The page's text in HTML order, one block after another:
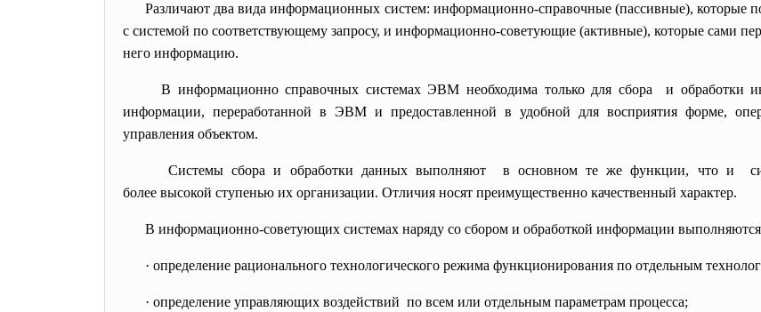
Различают два вида информационных систем: информационно-справочные (пассивные), которые
с системой по соответствующему запросу, и информационно-советующие (активные), которые сами
него информацию.
В информационно справочных системах ЭВМ необходима только для сбора и обработки
информации, переработанной в ЭВМ и предоставленной в удобной для восприятия форме,
управления объектом.
Системы сбора и обработки данных выполняют в основном те же функции, что и
более высокой ступенью их организации. Отличия носят преимущественно качественный характер.
В информационно-советующих системах наряду со сбором и обработкой информации
· определение рационального технологического режима функционирования по отдельным
· определение управляющих воздействий по всем или отдельным параметрам процесса;